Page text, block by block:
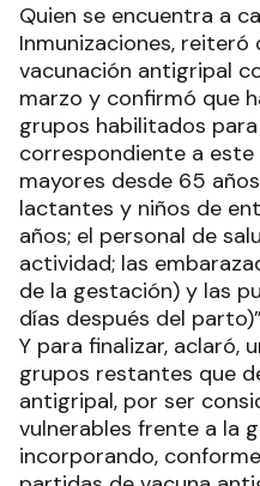
Quien se encuentra a
Inmunizaciones, reiteró
vacunación antigripal
marzo y confirmó que
grupos habilitados
correspondiente a
mayores desde 65
lactantes y niños de
años; el personal de
actividad; las
de la gestación) y las
días después del
Y para finalizar, aclaró,
grupos restantes que
antigripal, por ser
vulnerables frente a la
incorporando,